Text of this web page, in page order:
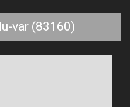
var (83160)